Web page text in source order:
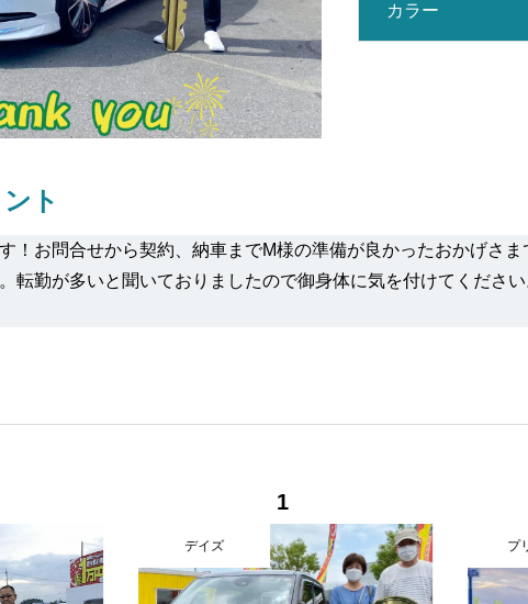
カラー
ト
！お問合せから契約、納車までM様の準備が良かったおかげさ
転勤が多いと聞いておりましたので御身体に気を付けてくださ
1
デイズ プリ